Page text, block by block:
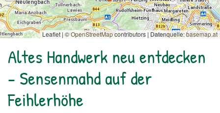
Leaflet | ©OpenStreetMapcontributors | Datenquelle:basemap.at
Altes Handwerk neu entdecken
- Sensenmahd auf der
Feihlerhöhe